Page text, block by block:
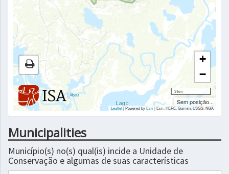
|About
+
−
3 km
Sem posição...
Leaflet| Powered byEsri|Esri, HERE, Garmin, USGS, NGA
Municipalities
Município(s) no(s) qual(is) incide a Unidade de
Conservação e algumas de suas características